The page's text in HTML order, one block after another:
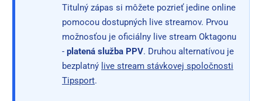
Titulný zápas si môžete pozrieť jedine online
pomocou dostupných live streamov. Prvou
možnosťou je oficiálny live stream Oktagonu
- platená služba PPV. Druhou alternatívou je
bezplatný live stream stávkovej spoločnosti
Tipsport.